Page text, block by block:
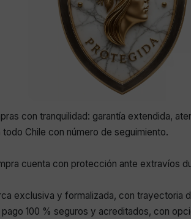
con tranquilidad: garantía extendida,
Chile con número de seguimiento.
cuenta con protección ante extravíos
exclusiva y formalizada, con trayectoria
100 % seguros y acreditados, con